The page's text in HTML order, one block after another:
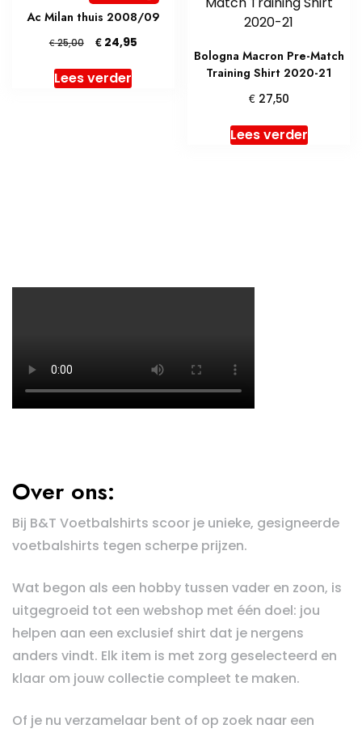
Ac Milan thuis 2008/09
€25,00
Oorspronkelijke
was:
€ 25,00.
€24,95Huidige
Lees verder
Bologna Macron Pre-Match
Training Shirt 2020-21
€27,50
Lees verder
Over ons:
Bij B&T Voetbalshirts scoor je unieke, gesigneerde
voetbalshirts tegen scherpe prijzen.
Wat begon als een hobby tussen vader en zoon, is
uitgegroeid tot een webshop met één doel: jou
helpen aan een exclusief shirt dat je nergens
anders vindt. Elk item is met zorg geselecteerd en
klaar om jouw collectie compleet te maken.
Of je nu verzamelaar bent of op zoek naar een